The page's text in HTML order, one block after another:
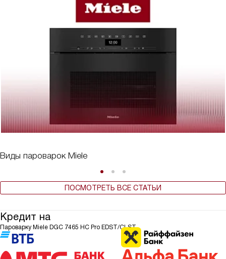
Виды пароварок Miele
ПОСМОТРЕТЬ ВСЕ СТАТЬИ
Кредит на
Пароварку Miele DGC 7465 HC Pro EDST/CLST